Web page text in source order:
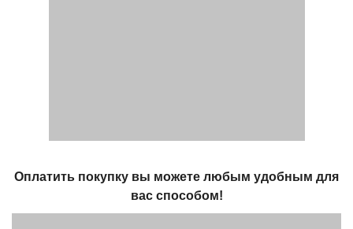
Оплатить покупку вы можете любым удобным для
вас способом!